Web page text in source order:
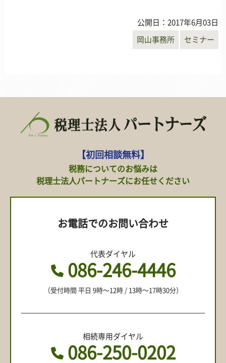
公開日：2017年6月03日
岡山事務所
セミナー
【初回相談無料】
税務についてのお悩みは
税理士法人パートナーズにお任せください
お電話でのお問い合わせ
代表ダイヤル
086-246-4446
（受付時間 平日 9時〜12時 / 13時〜17時30分）
相続専用ダイヤル
086-250-0202